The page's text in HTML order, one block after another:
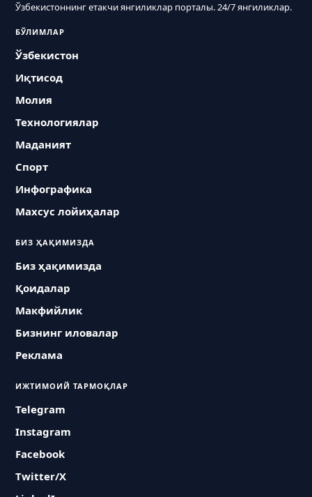
Ўзбекистоннинг етакчи янгиликлар порталы. 24/7 янгиликлар.
БЎЛИМЛАР
Ўзбекистон
Иқтисод
Молия
Технологиялар
Маданият
Спорт
Инфографика
Махсус лойиҳалар
БИЗ ҲАҚИМИЗДА
Биз ҳақимизда
Қоидалар
Макфийлик
Бизнинг иловалар
Реклама
ИЖТИМОИЙ ТАРМОҚЛАР
Telegram
Instagram
Facebook
Twitter/X